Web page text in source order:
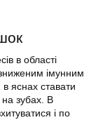
в області
зниженим імунним
яснах ставати
на зубах. В
і по